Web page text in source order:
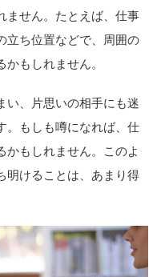
ません。たとえば、仕事
立ち位置などで、周囲の
もしれません。
い、片思いの相手にも迷
。もしも噂になれば、仕
かもしれません。このよ
明けることは、あまり得